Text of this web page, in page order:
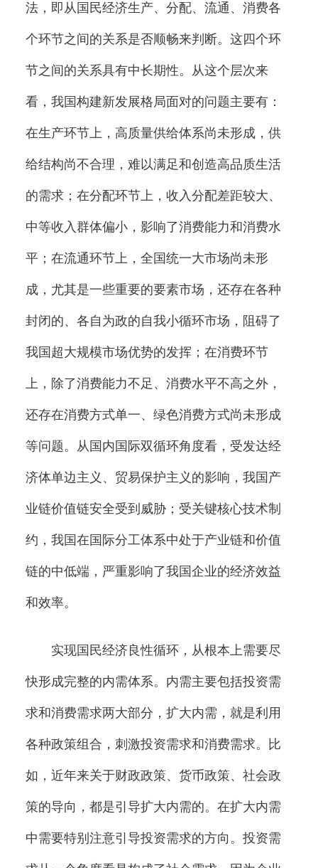
法，即从国民经济生产、分配、流通、消费各
个环节之间的关系是否顺畅来判断。这四个环
节之间的关系具有中长期性。从这个层次来
看，我国构建新发展格局面对的问题主要有：
在生产环节上，高质量供给体系尚未形成，供
给结构尚不合理，难以满足和创造高品质生活
的需求；在分配环节上，收入分配差距较大、
中等收入群体偏小，影响了消费能力和消费水
平；在流通环节上，全国统一大市场尚未形
成，尤其是一些重要的要素市场，还存在各种
封闭的、各自为政的自我小循环市场，阻碍了
我国超大规模市场优势的发挥；在消费环节
上，除了消费能力不足、消费水平不高之外，
还存在消费方式单一、绿色消费方式尚未形成
等问题。从国内国际双循环角度看，受发达经
济体单边主义、贸易保护主义的影响，我国产
业链价值链安全受到威胁；受关键核心技术制
约，我国在国际分工体系中处于产业链和价值
链的中低端，严重影响了我国企业的经济效益
和效率。
实现国民经济良性循环，从根本上需要尽
快形成完整的内需体系。内需主要包括投资需
求和消费需求两大部分，扩大内需，就是利用
各种政策组合，刺激投资需求和消费需求。比
如，近年来关于财政政策、货币政策、社会政
策的导向，都是引导扩大内需的。在扩大内需
中需要特别注意引导投资需求的方向。投资需